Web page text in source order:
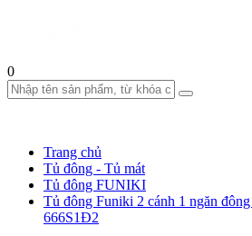
0
Trang chủ
Tủ đông - Tủ mát
Tủ đông FUNIKI
Tủ đông Funiki 2 cánh 1 ngăn
666S1Đ2